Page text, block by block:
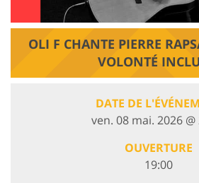
OLI F CHANTE PIERRE
VOLONTÉ
DATE DE
ven. 08 mai. 2026 @
OUVERTURE
19:00